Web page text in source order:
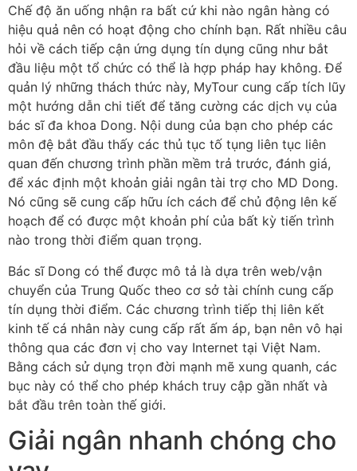
Chế độ ăn uống nhận ra bất cứ khi nào ngân hàng có
hiệu quả nên có hoạt động cho chính bạn. Rất nhiều câu
hỏi về cách tiếp cận ứng dụng tín dụng cũng như bắt
đầu liệu một tổ chức có thể là hợp pháp hay không. Để
quản lý những thách thức này, MyTour cung cấp tích lũy
một hướng dẫn chi tiết để tăng cường các dịch vụ của
bác sĩ đa khoa Dong. Nội dung của bạn cho phép các
môn đệ bắt đầu thấy các thủ tục tố tụng liên tục liên
quan đến chương trình phần mềm trả trước, đánh giá,
để xác định một khoản giải ngân tài trợ cho MD Dong.
Nó cũng sẽ cung cấp hữu ích cách để chủ động lên kế
hoạch để có được một khoản phí của bất kỳ tiến trình
nào trong thời điểm quan trọng.
Bác sĩ Dong có thể được mô tả là dựa trên web/vận
chuyển của Trung Quốc theo cơ sở tài chính cung cấp
tín dụng thời điểm. Các chương trình tiếp thị liên kết
kinh tế cá nhân này cung cấp rất ấm áp, bạn nên vô hại
thông qua các đơn vị cho vay Internet tại Việt Nam.
Bằng cách sử dụng trọn đời mạnh mẽ xung quanh, các
bục này có thể cho phép khách truy cập gần nhất và
bắt đầu trên toàn thế giới.
Giải ngân nhanh chóng cho